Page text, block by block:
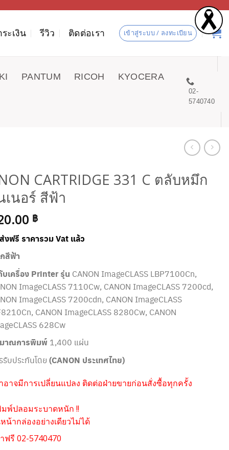
ะเงิน รีวิว ติดต่อเรา เข้าสู่ระบบ / ลงทะเบียน
PANTUM RICOH KYOCERA
02-
5740740
CARTRIDGE 331 C ตลับหมึก
นอร์ สีฟ้า
฿
งฟรี ราคารวม Vat แล้ว
สีฟ้า
บเครื่อง Printer รุ่น CANON ImageCLASS LBP7100Cn,
ImageCLASS 7110Cw, CANON ImageCLASS 7200cd,
ImageCLASS 7200cdn, CANON ImageCLASS
CANON ImageCLASS 8280Cw, CANON
628Cw
าณการพิมพ์ 1,400 แผ่น
รับประกันโดย (CANON ประเทศไทย)
อาจมีการเปลี่ยนแปลง ติดต่อฝ่ายขายก่อนสั่งซื้อทุกครั้ง
พ์ปลอมระบาดหนัก !!
น้ากล่องอย่างเดียวไม่ได้
ฟรี 02-5740470